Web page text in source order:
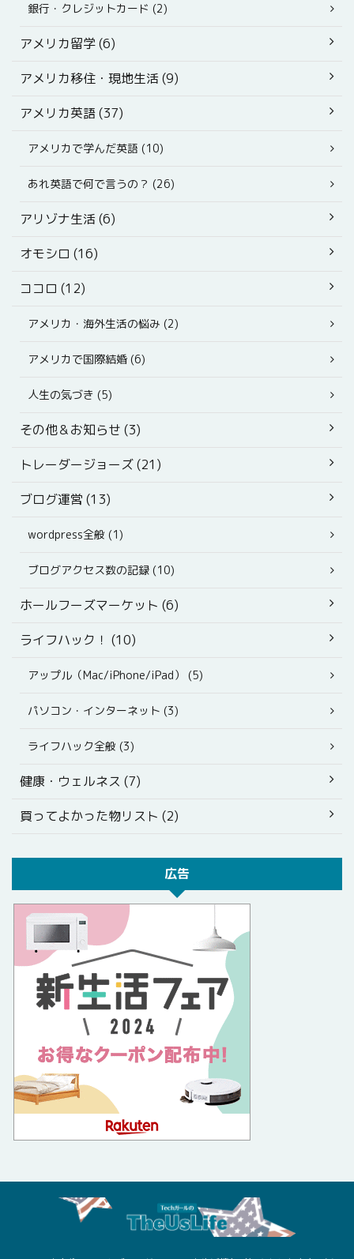
銀行・クレジットカード (2)
アメリカ留学 (6)
アメリカ移住・現地生活 (9)
アメリカ英語 (37)
アメリカで学んだ英語 (10)
あれ英語で何で言うの？ (26)
アリゾナ生活 (6)
オモシロ (16)
ココロ (12)
アメリカ・海外生活の悩み (2)
アメリカで国際結婚 (6)
人生の気づき (5)
その他＆お知らせ (3)
トレーダージョーズ (21)
ブログ運営 (13)
wordpress全般 (1)
ブログアクセス数の記録 (10)
ホールフーズマーケット (6)
ライフハック！ (10)
アップル（Mac/iPhone/iPad） (5)
パソコン・インターネット (3)
ライフハック全般 (3)
健康・ウェルネス (7)
買ってよかった物リスト (2)
広告